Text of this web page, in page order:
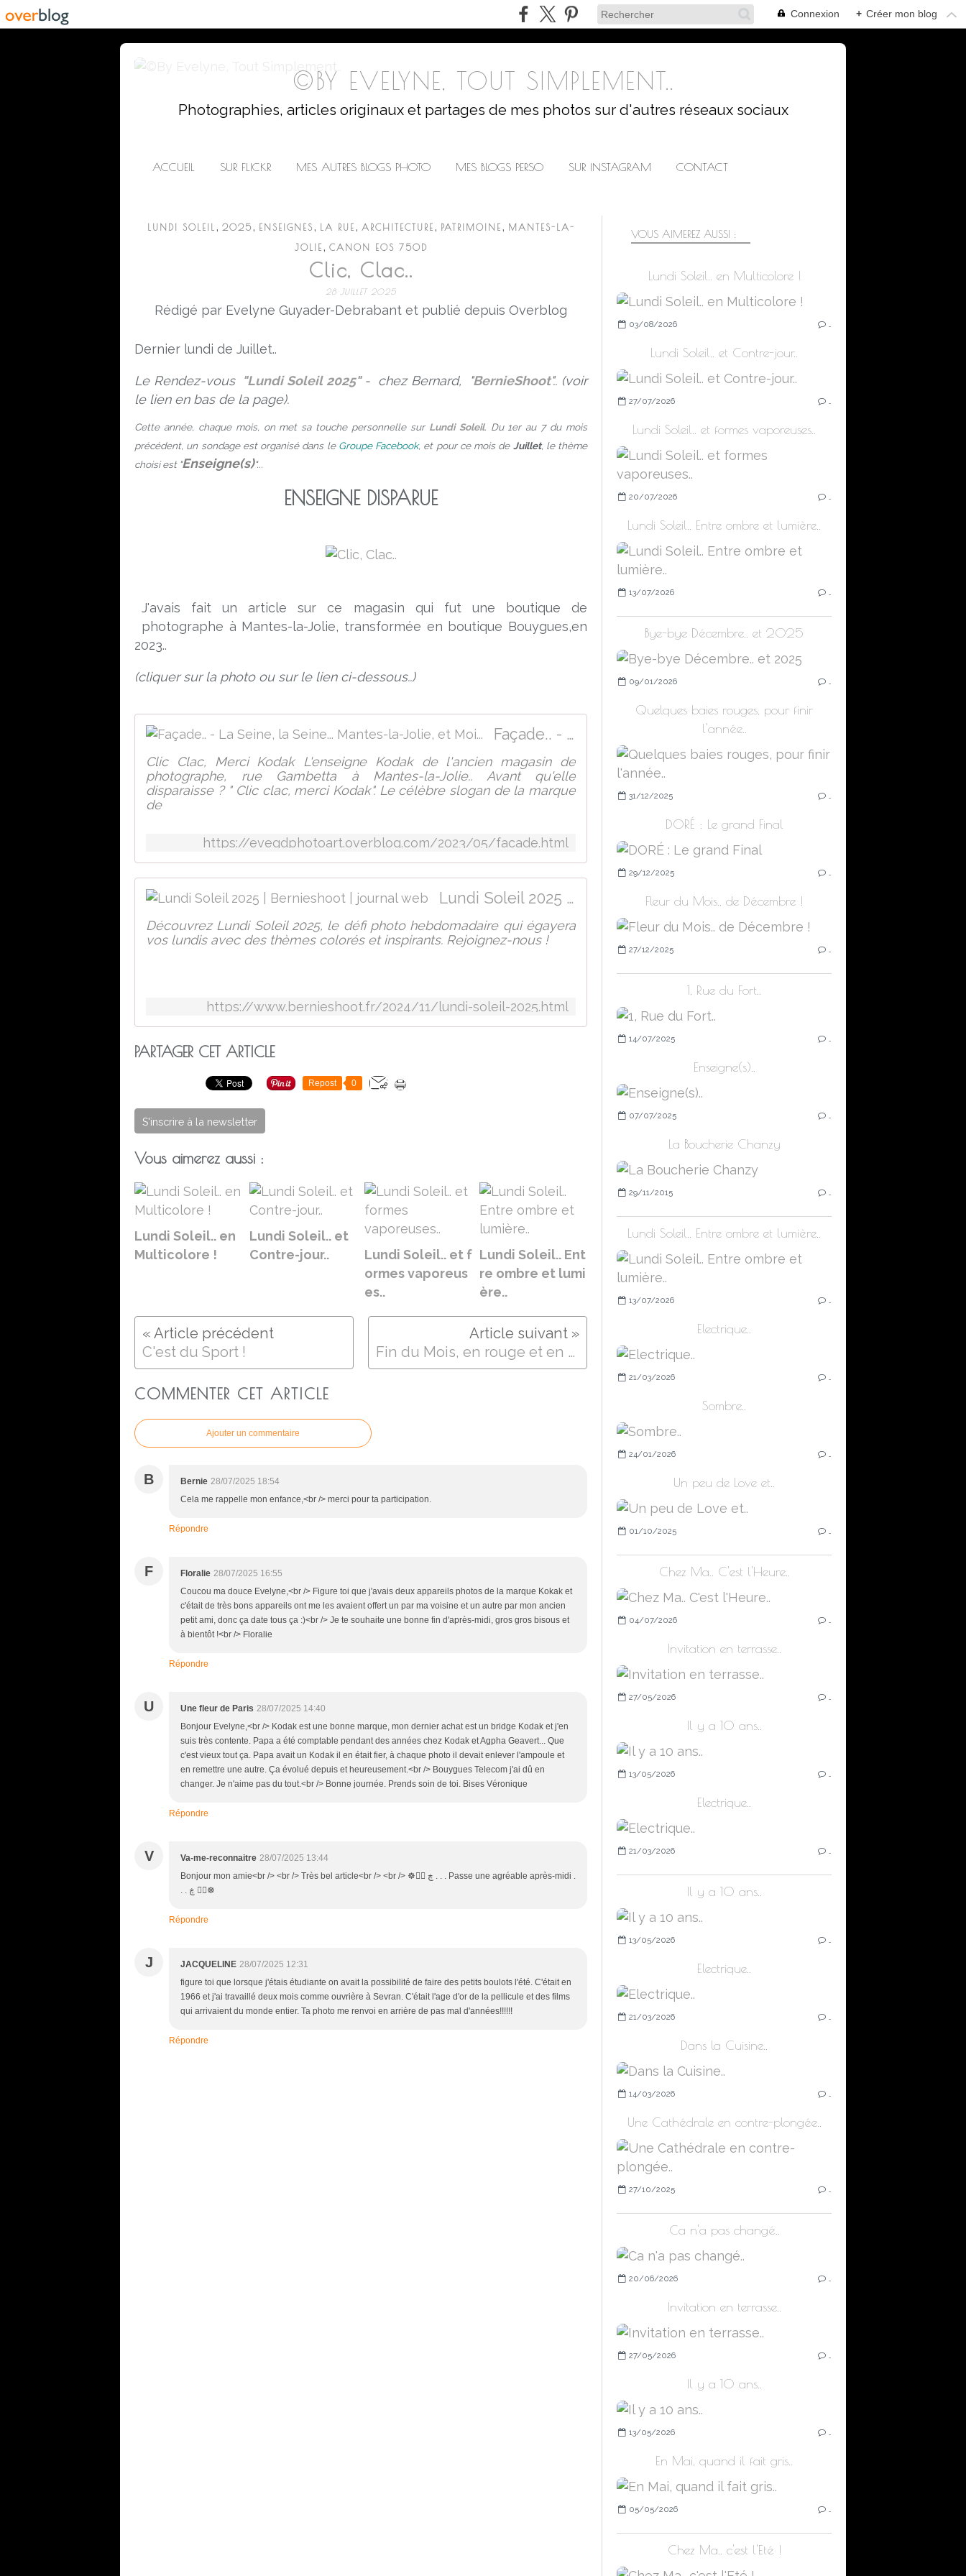
Connexion + Créer mon blog
©BY EVELYNE, TOUT SIMPLEMENT..
Photographies, articles originaux et partages de mes photos sur d'autres réseaux sociaux
ACCUEIL SUR FLICKR MES AUTRES BLOGS PHOTO MES BLOGS PERSO SUR INSTAGRAM CONTACT
LUNDI SOLEIL , 2025 , ENSEIGNES , LA RUE , ARCHITECTURE , PATRIMOINE , MANTES-LA-
JOLIE , CANON EOS 750D
Clic, Clac..
28 JUILLET 2025
Rédigé par Evelyne Guyader-Debrabant et publié depuis Overblog
Dernier lundi de Juillet..
Le Rendez-vous "Lundi Soleil 2025" - chez Bernard, "BernieShoot".. (voir
le lien en bas de la page).
Cette année, chaque mois, on met sa touche personnelle sur Lundi Soleil. Du 1er au 7 du mois
précédent, un sondage est organisé dans le Groupe Facebook, et pour ce mois de Juillet, le thème
choisi est "Enseigne(s)"...
ENSEIGNE DISPARUE
J'avais fait un article sur ce magasin qui fut une boutique de
photographe à Mantes-la-Jolie, transformée en boutique Bouygues,en
2023..
(cliquer sur la photo ou sur le lien ci-dessous..)
Façade.. - La Seine, la Seine... Mantes-la-Jolie, et Moi...
Clic Clac, Merci Kodak L'enseigne Kodak de l'ancien magasin de
photographe, rue Gambetta à Mantes-la-Jolie.. Avant qu'elle
disparaisse ? " Clic clac, merci Kodak". Le célèbre slogan de la marque
de
https://evegdphotoart.overblog.com/2023/05/facade.html
Lundi Soleil 2025 | Bernieshoot | journal web
Découvrez Lundi Soleil 2025, le défi photo hebdomadaire qui égayera
vos lundis avec des thèmes colorés et inspirants. Rejoignez-nous !
https://www.bernieshoot.fr/2024/11/lundi-soleil-2025.html
PARTAGER CET ARTICLE
Repost 0
S'inscrire à la newsletter
Vous aimerez aussi :
Lundi Soleil.. en
Multicolore !
Lundi Soleil.. et
Contre-jour..
Lundi Soleil.. et f
ormes vaporeus
es..
Lundi Soleil.. Ent
re ombre et lumi
ère..
C'est du Sport ! Fin du Mois, en rouge et en gris..
COMMENTER CET ARTICLE
Ajouter un commentaire
B Bernie 28/07/2025 18:54
Cela me rappelle mon enfance,<br /> merci pour ta participation.
Répondre
F Floralie 28/07/2025 16:55
Coucou ma douce Evelyne,<br /> Figure toi que j'avais deux appareils photos de la marque Kokak et
c'était de très bons appareils ont me les avaient offert un par ma voisine et un autre par mon ancien
petit ami, donc ça date tous ça :)<br /> Je te souhaite une bonne fin d'après-midi, gros gros bisous et
à bientôt !<br /> Floralie
Répondre
U Une fleur de Paris 28/07/2025 14:40
Bonjour Evelyne,<br /> Kodak est une bonne marque, mon dernier achat est un bridge Kodak et j'en
suis très contente. Papa a été comptable pendant des années chez Kodak et Agpha Geavert... Que
c'est vieux tout ça. Papa avait un Kodak il en était fier, à chaque photo il devait enlever l'ampoule et
en remettre une autre. Ça évolué depuis et heureusement.<br /> Bouygues Telecom j'ai dû en
changer. Je n'aime pas du tout.<br /> Bonne journée. Prends soin de toi. Bises Véronique
Répondre
V Va-me-reconnaitre 28/07/2025 13:44
Bonjour mon amie<br /> <br /> Très bel article<br /> <br /> ☸ڿ ڰۣ . . . Passe une agréable après-midi .
. . ڰۣ ڿ☸
Répondre
J JACQUELINE 28/07/2025 12:31
figure toi que lorsque j'étais étudiante on avait la possibilité de faire des petits boulots l'été. C'était en
1966 et j'ai travaillé deux mois comme ouvrière à Sevran. C'était l'age d'or de la pellicule et des films
qui arrivaient du monde entier. Ta photo me renvoi en arrière de pas mal d'années!!!!!!
Répondre
VOUS AIMEREZ AUSSI :
Lundi Soleil.. en Multicolore !
03/08/2026
Lundi Soleil.. et Contre-jour..
27/07/2026
Lundi Soleil.. et formes vaporeuses..
20/07/2026
Lundi Soleil.. Entre ombre et lumière..
13/07/2026
Bye-bye Décembre.. et 2025
09/01/2026
Quelques baies rouges, pour finir
l'année..
31/12/2025
DORÉ : Le grand Final
29/12/2025
Fleur du Mois.. de Décembre !
27/12/2025
1, Rue du Fort..
14/07/2025
Enseigne(s)..
07/07/2025
La Boucherie Chanzy
29/11/2015
Lundi Soleil.. Entre ombre et lumière..
13/07/2026
Electrique..
21/03/2026
Sombre..
24/01/2026
Un peu de Love et..
01/10/2025
Chez Ma.. C'est l'Heure..
04/07/2026
Invitation en terrasse..
27/05/2026
Il y a 10 ans..
13/05/2026
Electrique..
21/03/2026
Il y a 10 ans..
13/05/2026
Electrique..
21/03/2026
Dans la Cuisine..
14/03/2026
Une Cathédrale en contre-plongée..
27/10/2025
Ca n'a pas changé..
20/06/2026
Invitation en terrasse..
27/05/2026
Il y a 10 ans..
13/05/2026
En Mai, quand il fait gris..
05/05/2026
Chez Ma.. c'est l'Eté !